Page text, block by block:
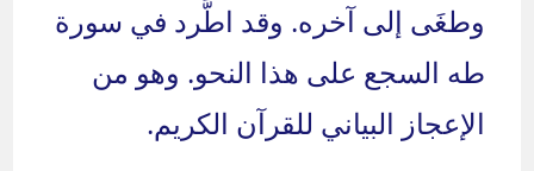
وطغَى إلى آخره. وقد اطَّرد في سورة
طه السجع على هذا النحو. وهو من
الإعجاز البياني للقرآن الكريم.